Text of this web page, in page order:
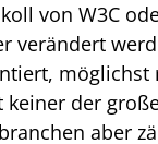
von W3C
der
aber